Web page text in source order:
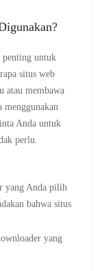
penting untuk
situs web
atau membawa
Anda untuk
perlu.
yang Anda pilih
bahwa situs
yang